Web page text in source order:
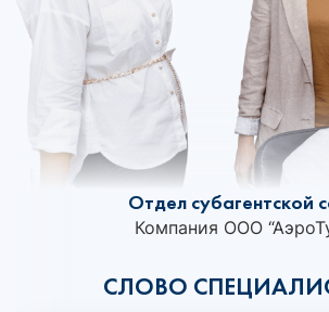
СЛОВО
Отдел субагентской
Компания ООО